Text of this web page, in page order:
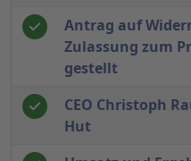
Antrag auf
Zulassung zum
gestellt
CEO Christoph
Hut